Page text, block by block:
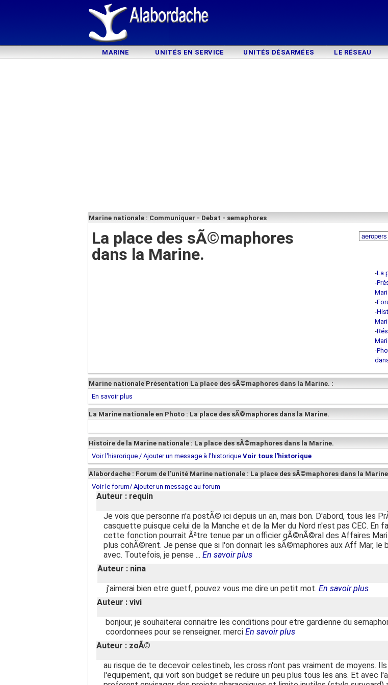
MARINE UNITÉS EN SERVICE UNITÉS DÉSARMÉES LE RÉSEAU
Marine nationale : Communiquer - Debat - semaphores
La place des sÃ©maphores
dans la Marine.
-La
-
-
-
-
-
Marine nationale Présentation La place des sÃ©maphores dans la Marine. :
En savoir plus
La Marine nationale en Photo : La place des sÃ©maphores dans la Marine.
Histoire de la Marine nationale : La place des sÃ©maphores dans la Marine.
Voir l'hisrorique / Ajouter un message à l'historique Voir tous l'historique
Alabordache : Forum de l'unité Marine nationale : La place des sÃ©maphores dans la
Voir le forum/ Ajouter un message au forum
Auteur : requin
Je vois que personne n'a postÃ© ici depuis un an, mais bon. D'abord, tous les
casquette puisque celui de la Manche et de la Mer du Nord n'est pas CEC. En
cette fonction pourrait Ãªtre tenue par un officier gÃ©nÃ©ral des Affaires
plus cohÃ©rent. Je pense que si l'on donnait les sÃ©maphores aux Aff Mar,
avec. Toutefois, je pense ... En savoir plus
Auteur : nina
j'aimerai bien etre guetf, pouvez vous me dire un petit mot. En savoir plus
Auteur : vivi
bonjour, je souhaiterai connaitre les conditions pour etre gardienne du
coordonnees pour se renseigner. merci En savoir plus
Auteur : zoÃ©
au risque de te decevoir celestineb, les cross n'ont pas vraiment de moyens.
l'equipement, qui voit son budget se reduire un peu plus tous les ans. Et avec